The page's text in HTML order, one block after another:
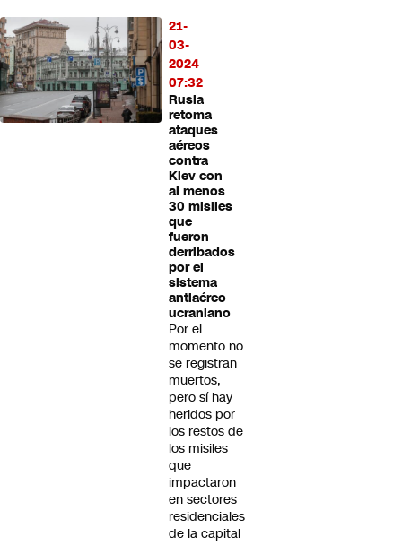
21-
03-
2024
07:32
Rusia
retoma
ataques
aéreos
contra
Kiev con
al menos
30 misiles
que
fueron
derribados
por el
sistema
antiaéreo
ucraniano
Por el
momento no
se registran
muertos,
pero sí hay
heridos por
los restos de
los misiles
que
impactaron
en sectores
residenciales
de la capital